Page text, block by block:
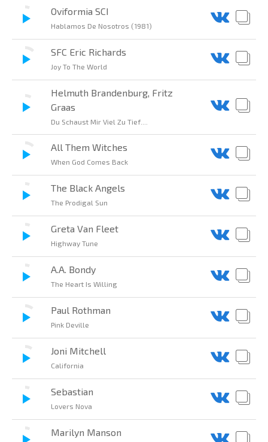
Oviformia SCI
Hablamos De Nosotros (1981)
SFC Eric Richards
Joy To The World
Helmuth Brandenburg, Fritz
Graas
Du Schaust Mir Viel Zu Tief....
All Them Witches
When God Comes Back
The Black Angels
The Prodigal Sun
Greta Van Fleet
Highway Tune
A.A. Bondy
The Heart Is Willing
Paul Rothman
Pink Deville
Joni Mitchell
California
Sebastian
Lovers Nova
Marilyn Manson